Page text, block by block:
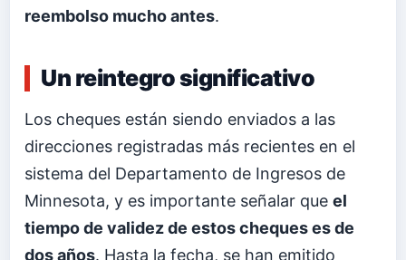
reembolso mucho antes.
Un reintegro significativo
Los cheques están siendo enviados a las
direcciones registradas más recientes en el
sistema del Departamento de Ingresos de
Minnesota, y es importante señalar que el
tiempo de validez de estos cheques es de
dos años. Hasta la fecha, se han emitido